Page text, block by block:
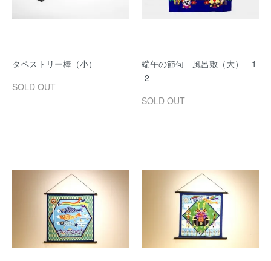
タペストリー棒（小）
SOLD OUT
端午の節句 風呂敷（大） 1
-2
SOLD OUT